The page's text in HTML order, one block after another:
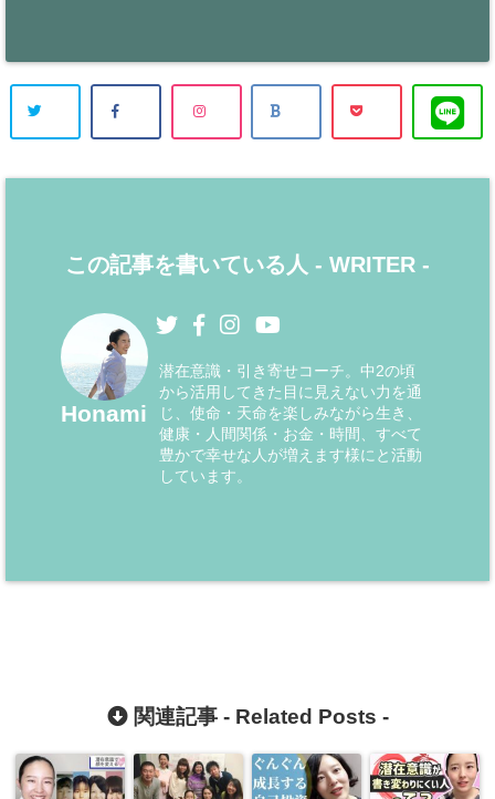
この記事を書いている人 - WRITER -
Honami
潜在意識・引き寄せコーチ。中2の頃
から活用してきた目に見えない力を通
じ、使命・天命を楽しみながら生き、
健康・人間関係・お金・時間、すべて
豊かで幸せな人が増えます様にと活動
しています。
関連記事 - Related Posts -